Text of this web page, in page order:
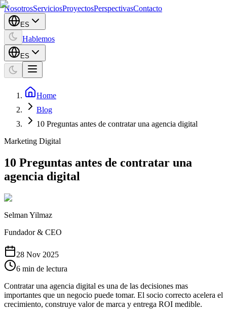
NosotrosServiciosProyectosPerspectivasContacto
ES
Hablemos
ES
Home
Blog
10 Preguntas antes de contratar una agencia digital
Marketing Digital
10 Preguntas antes de contratar una
agencia digital
Selman Yilmaz
Fundador & CEO
28 Nov 2025
6 min de lectura
Contratar una agencia digital es una de las decisiones mas
importantes que un negocio puede tomar. El socio correcto acelera el
crecimiento, construye valor de marca y entrega ROI medible.